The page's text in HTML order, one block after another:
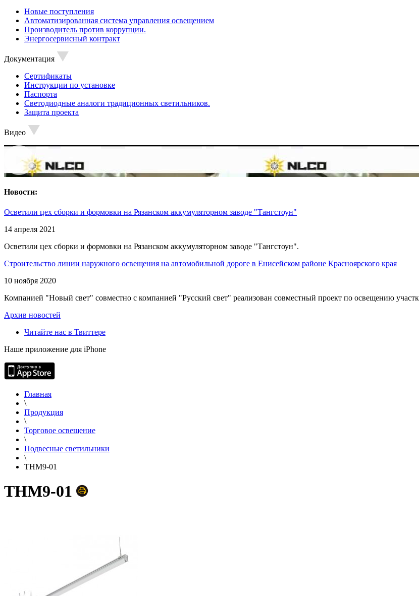
Новые поступления
Автоматизированная система управления освещением
Производитель против коррупции.
Энергосервисный контракт
Документация
Сертификаты
Инструкции по установке
Паспорта
Светодиодные аналоги традиционных светильников.
Защита проекта
Видео
Новости:
Осветили цех сборки и формовки на Рязанском аккумуляторном заводе "Тангстоун"
14 апреля 2021
Осветили цех сборки и формовки на Рязанском аккумуляторном заводе "Тангстоун".
Строительство линии наружного освещения на автомобильной дороге в Енисейском районе Красноярского края
10 ноября 2020
Компанией "Новый свет" совместно с компанией "Русский свет" реализован совместный проект по освещению
Архив новостей
Читайте нас в Твиттере
Наше приложение для iPhone
Главная
\
Продукция
\
Торговое освещение
\
Подвесные светильники
\
THM9-01
THM9-01